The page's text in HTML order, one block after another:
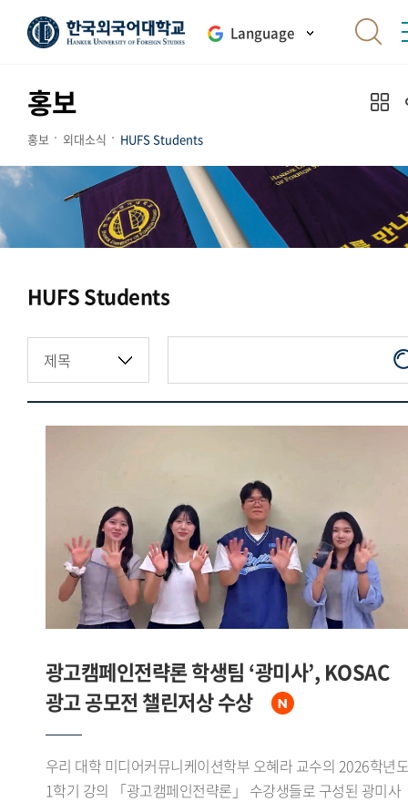
Language
홍보
홍보 외대소식 HUFS Students
HUFS Students
광고캠페인전략론 학생팀 ‘광미사’, KOSAC
광고 공모전 챌린저상 수상
우리 대학 미디어커뮤니케이션학부 오혜라 교수의 2026학년
1학기 강의 「광고캠페인전략론」 수강생들로 구성된 광미사